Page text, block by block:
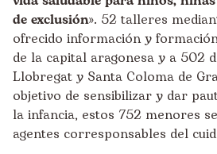
de exclusión». 52 talleres
ofrecido información y
de la capital aragonesa y a 502
Llobregat y Santa Coloma de
objetivo de sensibilizar y dar
la infancia, estos 752 menores
agentes corresponsables del